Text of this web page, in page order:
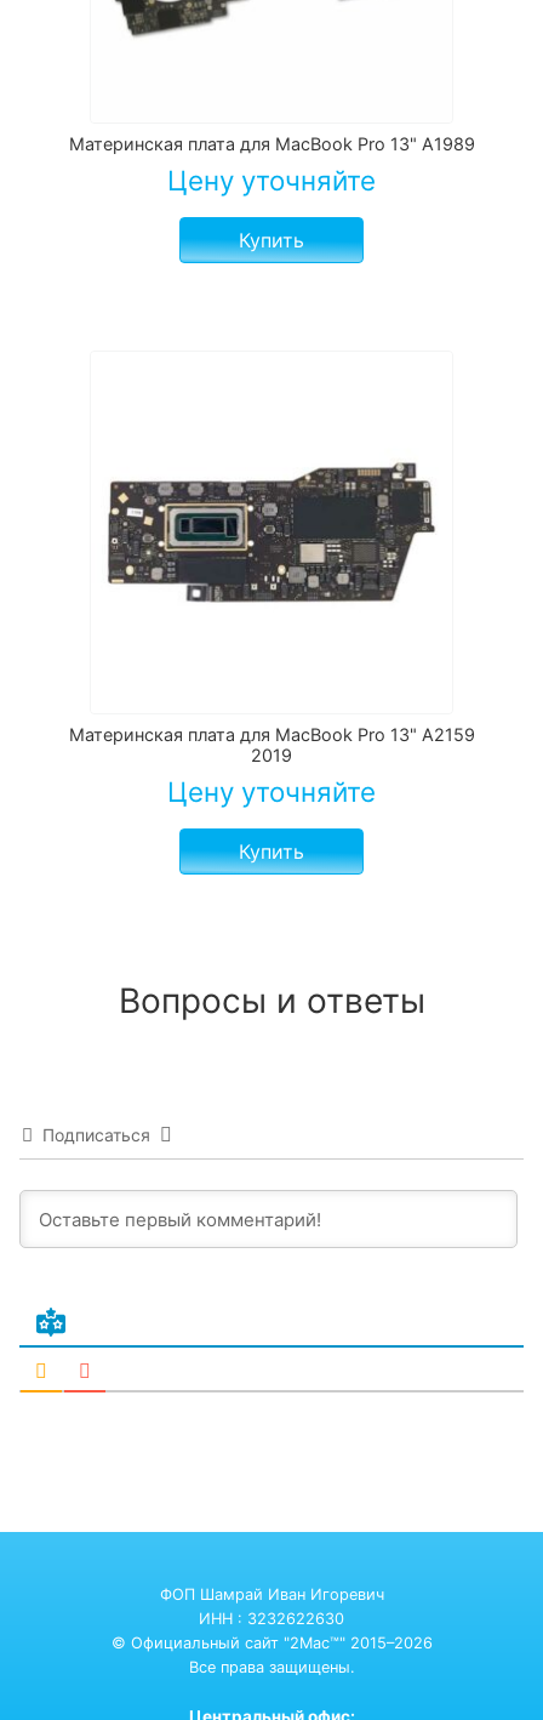
Материнская плата для MacBook Pro 13" A1989
Цену уточняйте
Купить
Материнская плата для MacBook Pro 13" A2159
2019
Цену уточняйте
Купить
Вопросы и ответы
Подписаться
ФОП Шамрай Иван Игоревич
ИНН : 3232622630
© Официальный сайт "2Mac™" 2015–2026
Все права защищены.